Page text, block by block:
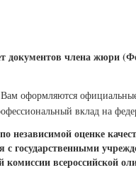
члена жюри
оформляются
вклад на
независимой оценке
с государственными
комиссии всероссийской